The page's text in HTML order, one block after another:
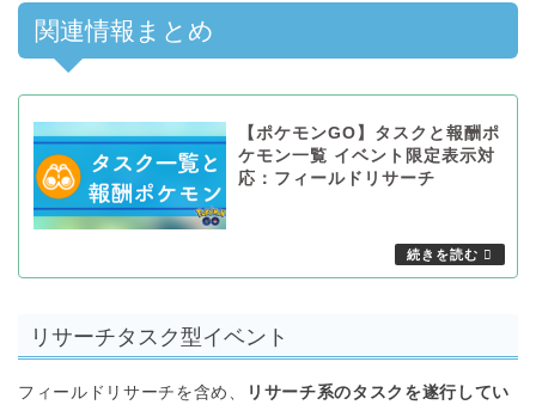
関連情報まとめ
【ポケモンGO】タスクと報酬ポ
ケモン一覧 イベント限定表示対
応：フィールドリサーチ
リサーチタスク型イベント
フィールドリサーチを含め、
リサーチ系のタスクを遂行してい